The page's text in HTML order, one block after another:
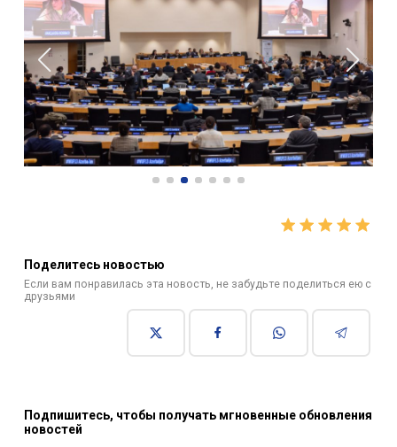
Поделитесь новостью
Если вам понравилась эта новость, не забудьте поделиться ею с
друзьями
Подпишитесь, чтобы получать мгновенные обновления
новостей